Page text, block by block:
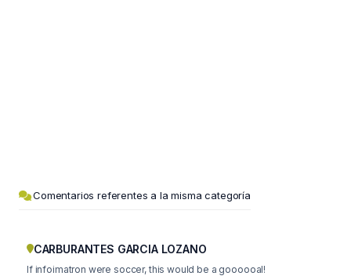
Comentarios referentes a la misma categoría
CARBURANTES GARCIA LOZANO
If infoimatron were soccer, this would be a goooooal!